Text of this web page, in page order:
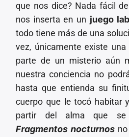
que nos dice? Nada fácil
nos inserta en un juego
todo tiene más de una
vez, únicamente existe
parte de un misterio aún
nuestra conciencia no
hasta que entienda su
cuerpo que le tocó habitar
partir del alma que
Fragmentos nocturnos